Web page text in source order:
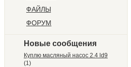
ФАЙЛЫ
ФОРУМ
Новые сообщения
Куплю масляный насос 2.4 ld9
(1)